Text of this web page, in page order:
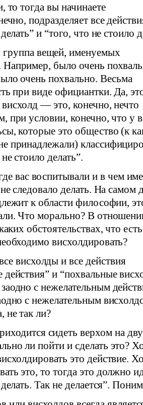
то тогда вы начинаете
подразделяет все
и “того, что не стоило
вещей, именуемых
было очень
очень похвально. Весьма
при виде официантки. Да,
— это, конечно, нечто
при условии, конечно, что у
которые это общество (к
принадлежали)
стоило делать”.
вас воспитывали и в чем
следовало делать. На самом
к области философии,
Что морально? В
обстоятельствах, что есть
висхолдировать?
висхолды и все действия
и “похвальные
с нежелательным
с нежелательным
не так ли?
сидеть верхом на
ли пойти и сделать это?
это действие.
это, то тогда это должно
Так не делается”.